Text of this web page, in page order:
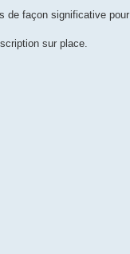
de façon significative
sur place.